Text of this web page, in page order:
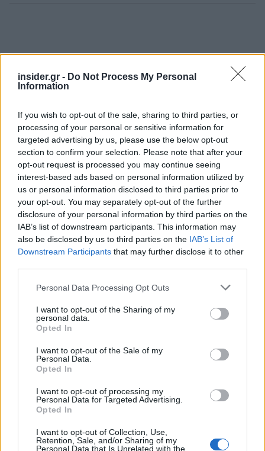
insider.gr - Do Not Process My Personal
Information
If you wish to opt-out of the sale, sharing to third parties, or
processing of your personal or sensitive information for
targeted advertising by us, please use the below opt-out
section to confirm your selection. Please note that after your
opt-out request is processed you may continue seeing
interest-based ads based on personal information utilized by
us or personal information disclosed to third parties prior to
your opt-out. You may separately opt-out of the further
disclosure of your personal information by third parties on the
IAB’s list of downstream participants. This information may
also be disclosed by us to third parties on the IAB’s List of
Downstream Participants that may further disclose it to other
Please note that this website/app uses one or more Google
not limited to your visit or usage behaviour. You may click to
grant or deny consent to Google and its third-party tags to
use your data for below specified purposes in below Google
consent section.
Personal Data Processing Opt Outs
I want to opt-out of the Sharing of my
personal data.
Opted In
I want to opt-out of the Sale of my
Personal Data.
Opted In
I want to opt-out of processing my
Personal Data for Targeted Advertising.
Opted In
I want to opt-out of Collection, Use,
Retention, Sale, and/or Sharing of my
Personal Data that Is Unrelated with the
ΔΙΑΒΑΣΤΕ ΕΠΙΣΗΣ:
Pizza Hut και χωρίς πτυχίο, έγινε «γίγαντας» 1
δισ. ευρώ
Επίσης, παρακολουθεί τη μετοχή για μερικές